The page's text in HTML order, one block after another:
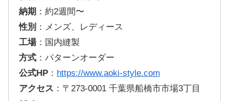
納期 ：約2週間〜
性別 ：メンズ、レディース
工場：国内縫製
方式 ：パターンオーダー
公式HP ： https://www.aoki-style.com
アクセス ：〒273-0001 千葉県船橋市市場3丁目